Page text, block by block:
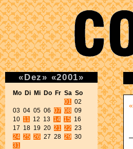
«Dez » «2001»
Mo Di Mi Do Fr Sa So
01
02
03 04 05 06 07 08 09
10 11 12 13 14 15 16
17 18 19 20 21 22
24 25 26 27 28 29
31
«